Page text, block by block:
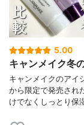
5.00
キャンメイク冬
キャンメイクのアイ
から限定で発売され
けでなくしっとり保